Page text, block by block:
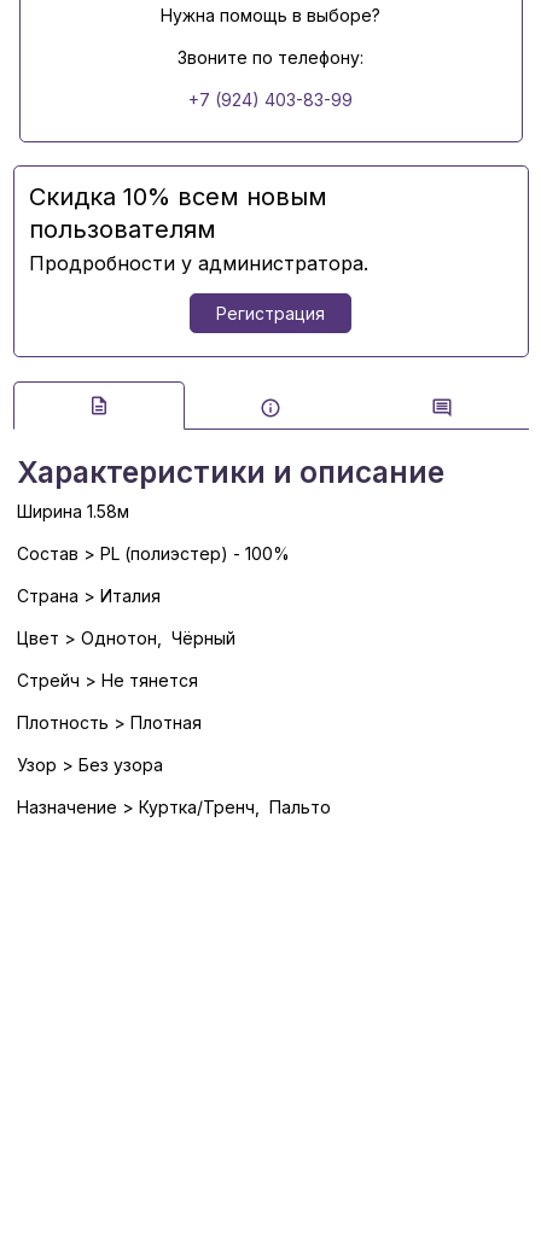
Нужна помощь в выборе?
Звоните по телефону:
+7 (924) 403-83-99
Скидка 10% всем новым
пользователям
Продробности у администратора.
Регистрация
Характеристики и описание
Ширина 1.58м
Состав > PL (полиэстер) - 100%
Страна > Италия
Цвет > Однотон, Чёрный
Стрейч > Не тянется
Плотность > Плотная
Узор > Без узора
Назначение > Куртка/Тренч, Пальто